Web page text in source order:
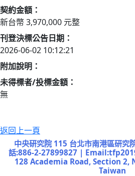
契約金額：
新台幣3,970,000 元整
刊登決標公告日期：
2026-06-02 10:12:21
附加說明：
未得標者/投標金額：
無
返回上一頁
中央研究院 115 台北市南港區研究
話:886-2-27899827 |
128 Academia Road, Section 2,
Taiwan